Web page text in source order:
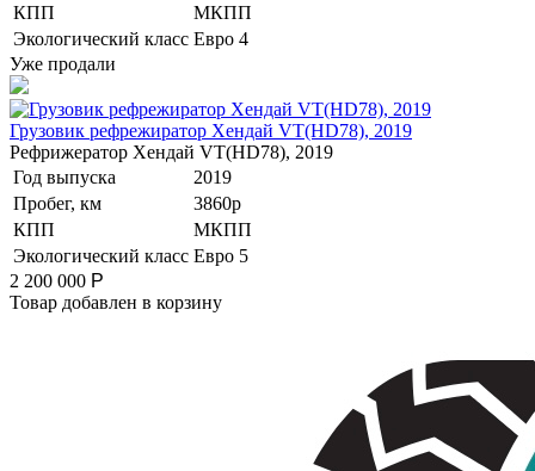
КПП
МКПП
Экологический класс Евро 4
Уже продали
Грузовик рефрежиратор Хендай VT(HD78), 2019
Рефрижератор Хендай VT(HD78), 2019
Год выпуска
2019
Пробег, км
3860p
КПП
МКПП
Экологический класс Евро 5
2 200 000 Р
Товар добавлен в корзину